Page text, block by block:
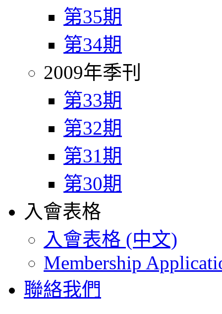
第35期
第34期
2009年季刊
第33期
第32期
第31期
第30期
入會表格
入會表格 (中文)
Membership
聯絡我們